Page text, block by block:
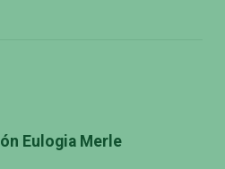
ón Eulogia Merle